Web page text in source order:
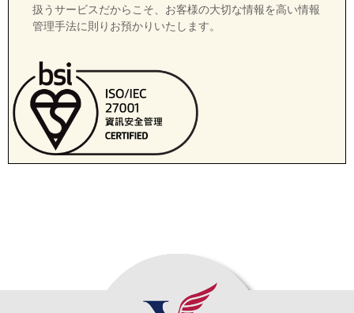
扱うサービスだからこそ、お客様の大切な情報を高い情報
管理手法に則りお預かりいたします。